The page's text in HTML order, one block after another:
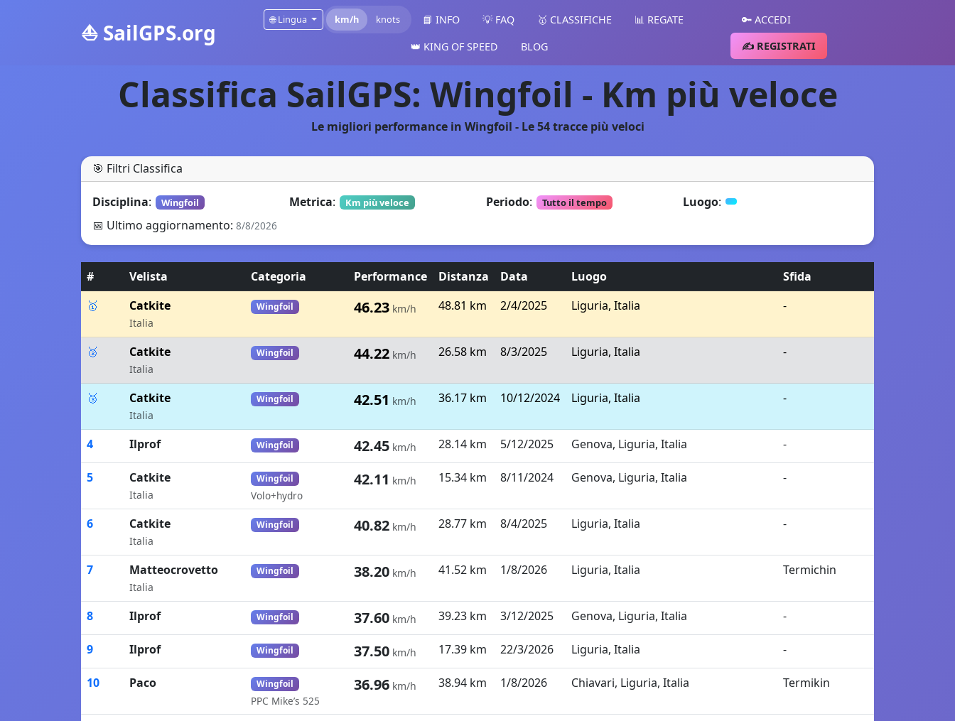
⛵ SailGPS.org 🌐Lingua km/h knots 📘 INFO 💡 FAQ 🥇 CLASSIFICHE
📊 REGATE
👑 KING OF SPEED
BLOG
🔑 ACCEDI
✍️ REGISTRATI
Classifica SailGPS: Wingfoil - Km più veloce
Le migliori performance in Wingfoil - Le 54 tracce più veloci
🎯 Filtri Classifica
Disciplina: Wingfoil Metrica: Km più veloce Periodo: Tutto il tempo Luogo:
📅 Ultimo aggiornamento: 8/8/2026
# Velista Categoria Performance Distanza Data Luogo
Sfida
🥇
Catkite
Italia
Wingfoil 46.23 km/h 48.81 km 2/4/2025 Liguria, Italia -
🥈 Catkite
Italia
Wingfoil 44.22 km/h 26.58 km 8/3/2025 Liguria, Italia -
🥉 Catkite
Italia
Wingfoil 42.51 km/h 36.17 km 10/12/2024 Liguria, Italia -
4 Ilprof Wingfoil 42.45 km/h 28.14 km 5/12/2025 Genova, Liguria, Italia -
5 Catkite
Italia
Wingfoil
Volo+hydro
42.11 km/h 15.34 km 8/11/2024 Genova, Liguria, Italia -
6 Catkite
Italia
Wingfoil 40.82 km/h 28.77 km 8/4/2025 Liguria, Italia -
7 Matteocrovetto
Italia
Wingfoil 38.20 km/h 41.52 km 1/8/2026 Liguria, Italia Termichin
8 Ilprof Wingfoil 37.60 km/h 39.23 km 3/12/2025 Genova, Liguria, Italia -
9 Ilprof Wingfoil 37.50 km/h 17.39 km 22/3/2026 Liguria, Italia -
10 Paco Wingfoil
PPC Mike’s 525
36.96 km/h 38.94 km 1/8/2026 Chiavari, Liguria, Italia Termikin